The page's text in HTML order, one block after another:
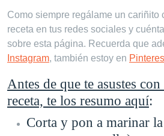
Como siempre regálame un cariñito
receta en tus redes sociales y
sobre esta página. Recuerda que
Instagram, también estoy en
Antes de que te asustes
receta, te los resumo aquí:
Corta y pon a marinar